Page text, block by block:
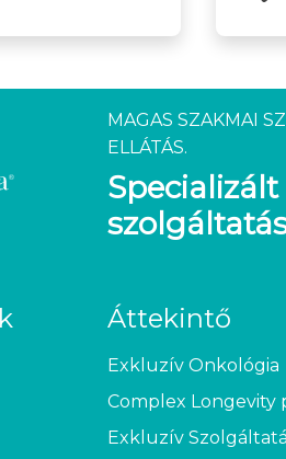
MAGAS SZAKMAI
ELLÁTÁS.
Áttekintő
Exkluzív Onkológia
Complex Longevity
Exkluzív